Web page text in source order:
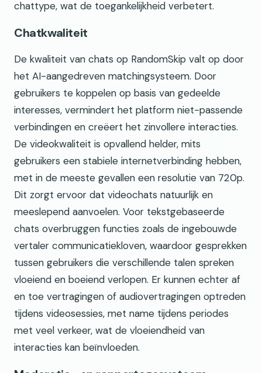
chattype, wat de toegankelijkheid verbetert.
Chatkwaliteit
De kwaliteit van chats op RandomSkip valt op door
het AI-aangedreven matchingsysteem. Door
gebruikers te koppelen op basis van gedeelde
interesses, vermindert het platform niet-passende
verbindingen en creëert het zinvollere interacties.
De videokwaliteit is opvallend helder, mits
gebruikers een stabiele internetverbinding hebben,
met in de meeste gevallen een resolutie van 720p.
Dit zorgt ervoor dat videochats natuurlijk en
meeslepend aanvoelen. Voor tekstgebaseerde
chats overbruggen functies zoals de ingebouwde
vertaler communicatiekloven, waardoor gesprekken
tussen gebruikers die verschillende talen spreken
vloeiend en boeiend verlopen. Er kunnen echter af
en toe vertragingen of audiovertragingen optreden
tijdens videosessies, met name tijdens periodes
met veel verkeer, wat de vloeiendheid van
interacties kan beïnvloeden.